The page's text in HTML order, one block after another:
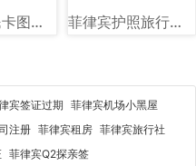
菲律宾移民卡图片样式讲解 菲律宾护照旅行证盖章图片样式
宾签证过期 菲律宾机场小黑屋
注册 菲律宾租房 菲律宾旅行社
菲律宾Q2探亲签